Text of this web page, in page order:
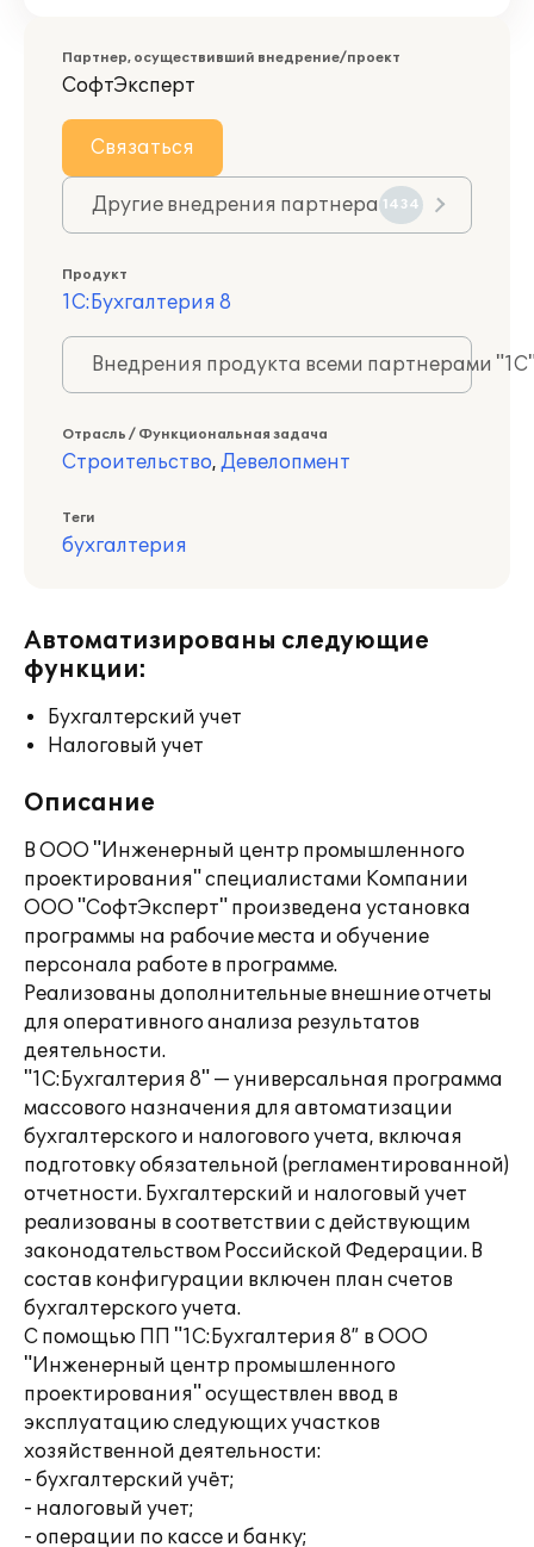
Партнер, осуществивший внедрение/проект
СофтЭксперт
Связаться
Другие внедрения партнера 1434
Продукт
1С:Бухгалтерия 8
Внедрения продукта всеми партнерами
Отрасль / Функциональная задача
Строительство, Девелопмент
Теги
бухгалтерия
Автоматизированы следующие
функции:
Бухгалтерский учет
Налоговый учет
Описание
В ООО "Инженерный центр промышленного
проектирования" специалистами Компании
ООО "СофтЭксперт" произведена установка
программы на рабочие места и обучение
персонала работе в программе.
Реализованы дополнительные внешние отчеты
для оперативного анализа результатов
деятельности.
"1С:Бухгалтерия 8" — универсальная программа
массового назначения для автоматизации
бухгалтерского и налогового учета, включая
подготовку обязательной (регламентированной)
отчетности. Бухгалтерский и налоговый учет
реализованы в соответствии с действующим
законодательством Российской Федерации. В
состав конфигурации включен план счетов
бухгалтерского учета.
С помощью ПП "1С:Бухгалтерия 8” в ООО
"Инженерный центр промышленного
проектирования" осуществлен ввод в
эксплуатацию следующих участков
хозяйственной деятельности:
- бухгалтерский учёт;
- налоговый учет;
- операции по кассе и банку;